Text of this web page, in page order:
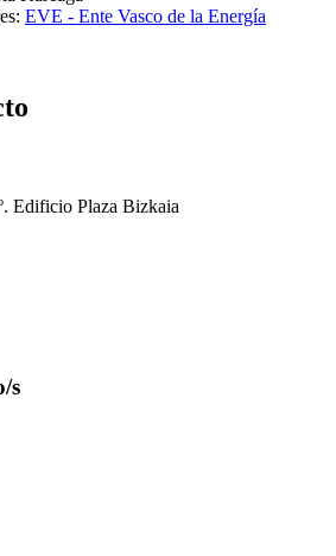
: EVE - Ente Vasco de la Energía
Edificio Plaza Bizkaia
s